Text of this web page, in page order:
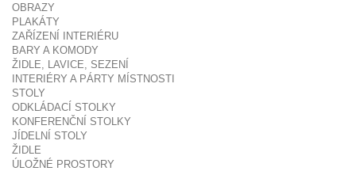
OBRAZY
PLAKÁTY
ZAŘÍZENÍ INTERIÉRU
BARY A KOMODY
ŽIDLE, LAVICE, SEZENÍ
INTERIÉRY A PÁRTY MÍSTNOSTI
STOLY
ODKLÁDACÍ STOLKY
KONFERENČNÍ STOLKY
JÍDELNÍ STOLY
ŽIDLE
ÚLOŽNÉ PROSTORY